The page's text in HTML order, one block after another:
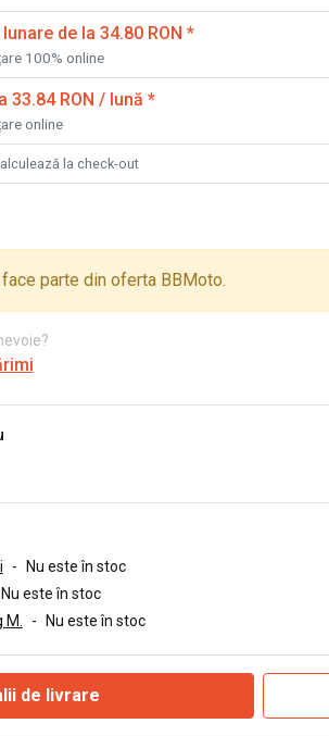
de la 34.80 RON *
100% online
33.84 RON / lună *
online
la check-out
parte din oferta BBMoto.
- Nu este în stoc
Nu este în stoc
- Nu este în stoc
de livrare